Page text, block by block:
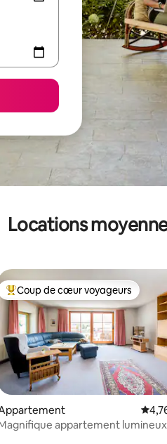
Locations
sur la base de 169
Coups de cœur voyageurs les plus
Coup de cœur voyageurs
appartement